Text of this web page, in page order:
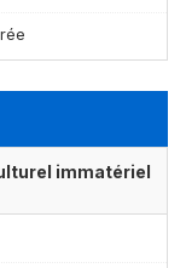
immatériel